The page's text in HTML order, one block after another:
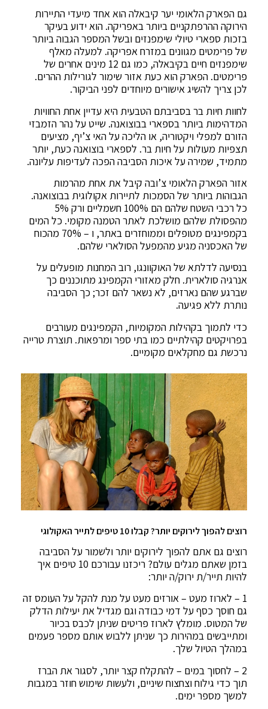
גם הפארק הלאומי יער קיבאלה הוא אחד מיעדי התיירות
הירוקה ההרפתקניים ביותר באפריקה. הוא ידוע בעיקר
בזכות ספארי טיולי שימפנזים ובשל המספר הגבוה ביותר
של פרימטים מגוונים במזרח אפריקה. למעלה מאלף
שימפנזים חיים בקיבאלה, כמו גם 12 מינים אחרים של
פרימטים. הפארק הוא כעת אזור שימור לגורילות ההרים.
לכן צריך להשיג אישורים מיוחדים לפני הביקור.
לחוות חיות בר בסביבתם הטבעית היא עדיין אחת החוויות
המדהימות ביותר בספארי בבוצואנה. שייט על נהר הזמבזי
הזורם למפלי ויקטוריה, או הליכה על האי צ’יף, מציעים
תצפיות מעולות על חיות בר. לספארי בוצואנה כעת, יותר
מתמיד, שמירה על איכות הסביבה הפכה לעדיפות עליונה.
אזור הפארק הלאומי צ’ובה קיבל את אחת מהרמות
הגבוהות ביותר של הסמכות לתיירות אקולוגית בבוצואנה.
כל רכבי השטח שלהם הם 100% חשמליים ורק 5%
מהפסולת שלהם מושלכת לאתר הטמנה מקומי. כל המים
בקמפינגים מטופלים וממוחזרים באתר, ו – 70% מהכוח
של האכסניה מגיע מהמפעל הסולארי שלהם.
בנסיעה לדלתא של האוקוונגו, רוב המחנות מופעלים על
אנרגיה סולארית. חלק מאזורי הקמפינג מתוכננים כך
שברגע שהם נארזים, לא נשאר להם זכר; כך הסביבה
נותרת ללא פגיעה.
כדי לתמוך בקהילות המקומיות, הקמפינגים מעורבים
בפרויקטים קהילתיים כמו בתי ספר ומרפאות. תוצרת טרייה
נרכשת גם מחקלאים מקומיים.
רוצים להפוך לירוקים יותר? קבלו 10 טיפים לתייר האקולוגי
רוצים גם אתם להפוך לירוקים יותר ולשמור על הסביבה
בזמן שאתם מגלים עולם? ריכזנו עבורכם 10 טיפים איך
להיות תייר/ת ירוק/ה יותר:
1 – לארוז מעט – אורזים מעט על מנת להקל על העומס זה
גם חוסך כסף על דמי כבודה וגם מגדיל את יעילות הדלק
של המטוס. מומלץ לארוז פריטים שניתן לכבס בכיור
ומתייבשים במהירות כך שניתן ללבוש אותם מספר פעמים
במהלך הטיול שלך.
2 – לחסוך במים – להתקלח קצר יותר, לסגור את הברז
תוך כדי גילוח וצחצוח שיניים, ולעשות שימוש חוזר במגבות
למשך מספר ימים.